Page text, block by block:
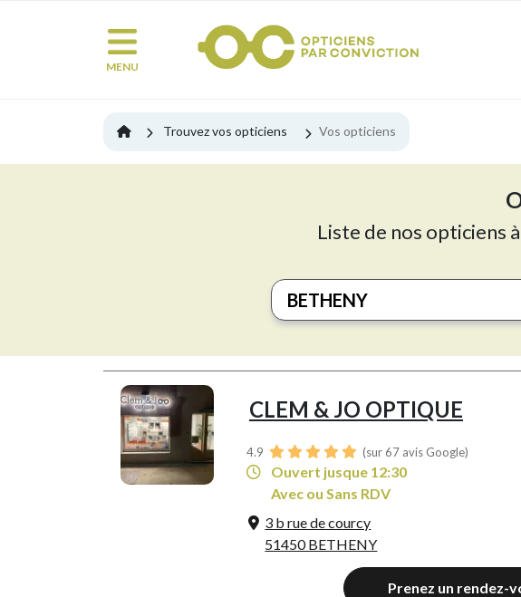
MENU
Trouvez vos opticiens Vos opticiens
Liste de nos opticiens
CLEM & JO OPTIQUE
4.9 (sur 67 avis Google)
Ouvert jusque 12:30
Avec ou Sans RDV
3 b rue de courcy
51450 BETHENY
Prenez un rendez-